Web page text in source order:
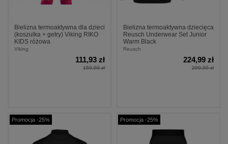
Bielizna termoaktywna dla dzieci
(koszulka + getry) Viking RIKO
KIDS różowa
Viking
111,93 zł
159,90 zł
Bielizna termoaktywna dziecięca
Reusch Underwear Set Junior
Warm Black
Reusch
224,99 zł
299,99 zł
Promocja -25% Promocja -25%